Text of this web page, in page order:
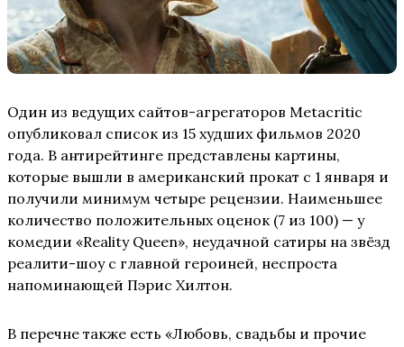
Один из ведущих сайтов-агрегаторов Metacritic
опубликовал список из 15 худших фильмов 2020
года. В антирейтинге представлены картины,
которые вышли в американский прокат с 1 января и
получили минимум четыре рецензии. Наименьшее
количество положительных оценок (7 из 100) — у
комедии «Reality Queen», неудачной сатиры на звёзд
реалити-шоу с главной героиней, неспроста
напоминающей Пэрис Хилтон.
В перечне также есть «Любовь, свадьбы и прочие